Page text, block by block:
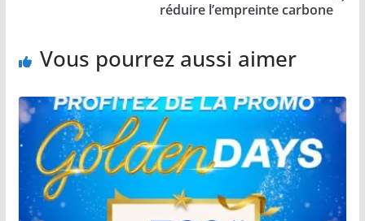
réduire l’empreinte carbone
Vous pourrez aussi aimer